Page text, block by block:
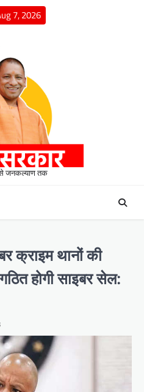
7, 2026
जनकल्याण तक
क्राइम थानों की
होगी साइबर सेल: